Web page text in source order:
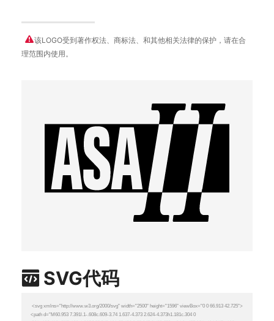
该LOGO受到著作权法、商标法、和其他相关法律的保护，请在合
理范围内使用。
SVG代码